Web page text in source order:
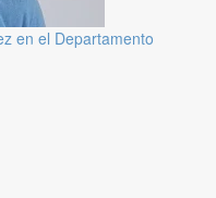
en el Departamento